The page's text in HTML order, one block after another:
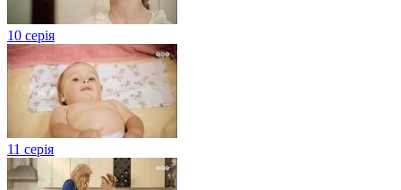
10 серія
11 серія